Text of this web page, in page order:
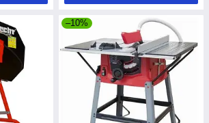
–10%